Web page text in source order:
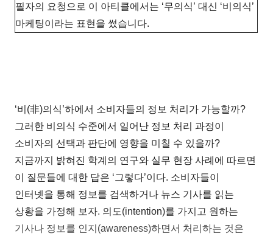
필자의 요청으로 이 아티클에서는 ‘무의식’ 대신 ‘비의식’
마케팅이라는 표현을 썼습니다.
‘비(非)의식’하에서 소비자들의 정보 처리가 가능할까?
그러한 비의식 수준에서 일어난 정보 처리 과정이
소비자의 선택과 판단에 영향을 미칠 수 있을까?
지금까지 밝혀진 학계의 연구와 실무 현장 사례에 따르면
이 질문들에 대한 답은 ‘그렇다’이다. 소비자들이
인터넷을 통해 정보를 검색하거나 뉴스 기사를 읽는
상황을 가정해 보자. 의도(intention)를 가지고 원하는
기사나 정보를 인지(awareness)하면서 처리하는 것은